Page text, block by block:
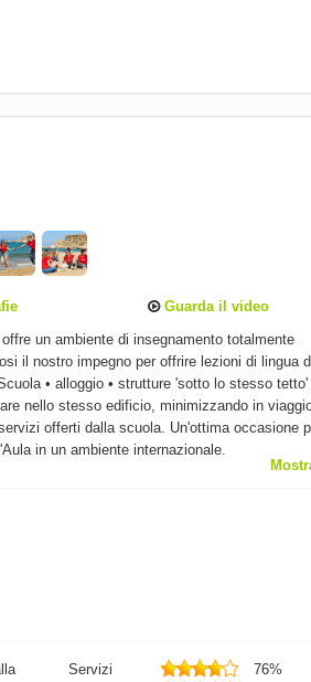
Guarda il video
un ambiente di insegnamento totalmente
il nostro impegno per offrire lezioni di lingua
• alloggio • strutture 'sotto lo stesso tetto'
nello stesso edificio, minimizzando in
offerti dalla scuola. Un'ottima occasione
in un ambiente internazionale.
Servizi
76%